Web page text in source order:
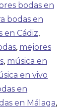
bodas en
bodas en
en Cádiz,
, mejores
, música en
en vivo
en
en Málaga,